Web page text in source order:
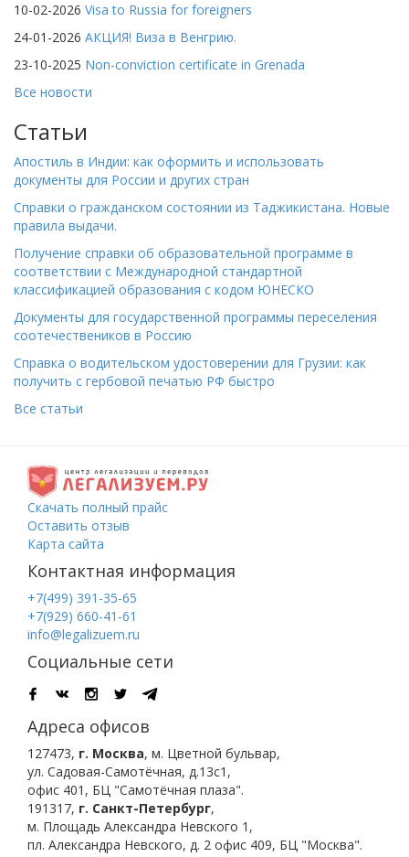
10-02-2026 Visa to Russia for foreigners
24-01-2026 АКЦИЯ! Виза в Венгрию.
23-10-2025 Non-conviction certificate in Grenada
Все новости
Статьи
Апостиль в Индии: как оформить и использовать
документы для России и других стран
Справки о гражданском состоянии из Таджикистана. Новые
правила выдачи.
Получение справки об образовательной программе в
соответствии с Международной стандартной
классификацией образования с кодом ЮНЕСКО
Документы для государственной программы переселения
соотечествеников в Россию
Справка о водительском удостоверении для Грузии: как
получить с гербовой печатью РФ быстро
Все статьи
Скачать полный прайс
Оставить отзыв
Карта сайта
Контактная информация
+7(499) 391-35-65
+7(929) 660-41-61
info@legalizuem.ru
Социальные сети
Адреса офисов
127473, г. Москва, м. Цветной бульвар,
ул. Садовая-Самотёчная, д.13с1,
офис 401, БЦ "Самотёчная плаза".
191317, г. Санкт-Петербург,
м. Площадь Александра Невского 1 ,
пл. Александра Невского, д. 2 офис 409, БЦ "Москва".